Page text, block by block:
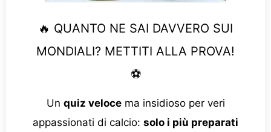
🔥 QUANTO NE SAI DAVVERO SUI
MONDIALI? METTITI ALLA PROVA!
⚽
Un quiz velocema insidioso per veri
appassionati di calcio: solo i più preparati